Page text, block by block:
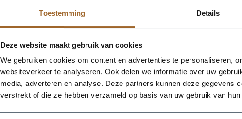
Toestemming Details
Deze website maakt gebruik van cookies
We gebruiken cookies om content en advertenties te personaliseren,
websiteverkeer te analyseren. Ook delen we informatie over uw
media, adverteren en analyse. Deze partners kunnen deze gegevens
verstrekt of die ze hebben verzameld op basis van uw gebruik van
Een voorbeeld van het recent door
leveren appartementencomplex